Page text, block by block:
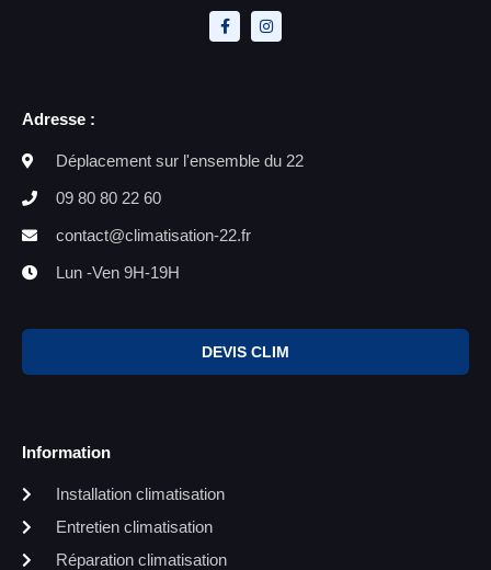
Adresse :
Déplacement sur l'ensemble du 22
09 80 80 22 60
contact@climatisation-22.fr
Lun -Ven 9H-19H
DEVIS CLIM
Information
Installation climatisation
Entretien climatisation
Réparation climatisation